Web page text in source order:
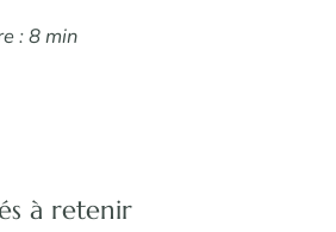
: 8 min
à retenir